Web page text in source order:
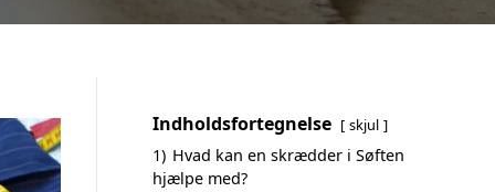
Indholdsfortegnelse skjul
1) Hvad kan en skrædder i Søften
hjælpe med?